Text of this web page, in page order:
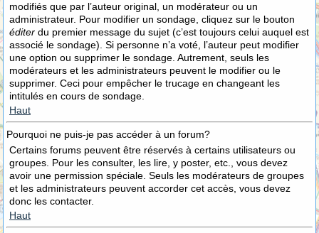
modifiés que par l’auteur original, un modérateur ou un
administrateur. Pour modifier un sondage, cliquez sur le bouton
éditer du premier message du sujet (c’est toujours celui auquel est
associé le sondage). Si personne n’a voté, l’auteur peut modifier
une option ou supprimer le sondage. Autrement, seuls les
modérateurs et les administrateurs peuvent le modifier ou le
supprimer. Ceci pour empêcher le trucage en changeant les
intitulés en cours de sondage.
Haut
Pourquoi ne puis-je pas accéder à un forum?
Certains forums peuvent être réservés à certains utilisateurs ou
groupes. Pour les consulter, les lire, y poster, etc., vous devez
avoir une permission spéciale. Seuls les modérateurs de groupes
et les administrateurs peuvent accorder cet accès, vous devez
donc les contacter.
Haut